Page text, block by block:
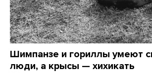
Шимпанзе и гориллы умеют
люди, а крысы — хихикать